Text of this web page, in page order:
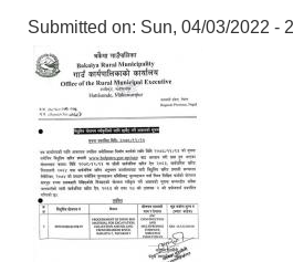
Submitted on: Sun, 04/03/2022 -